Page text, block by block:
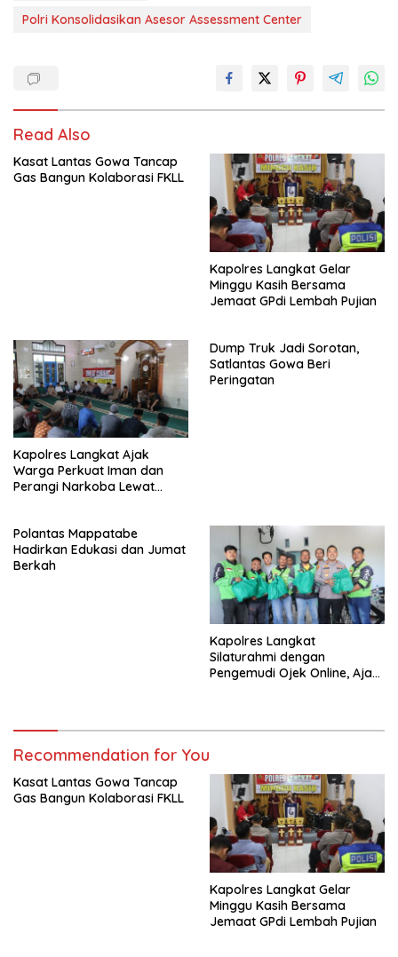
Polri Konsolidasikan Asesor Assessment Center
Read Also
Kasat Lantas Gowa Tancap
Gas Bangun Kolaborasi FKLL
Kapolres Langkat Gelar
Minggu Kasih Bersama
Jemaat GPdi Lembah Pujian
Kapolres Langkat Ajak
Warga Perkuat Iman dan
Perangi Narkoba Lewat
Dump Truk Jadi Sorotan,
Satlantas Gowa Beri
Peringatan
Polantas Mappatabe
Hadirkan Edukasi dan Jumat
Berkah
Kapolres Langkat
Silaturahmi dengan
Pengemudi Ojek Online, Ajak
Recommendation for You
Kasat Lantas Gowa Tancap
Gas Bangun Kolaborasi FKLL
Kapolres Langkat Gelar
Minggu Kasih Bersama
Jemaat GPdi Lembah Pujian